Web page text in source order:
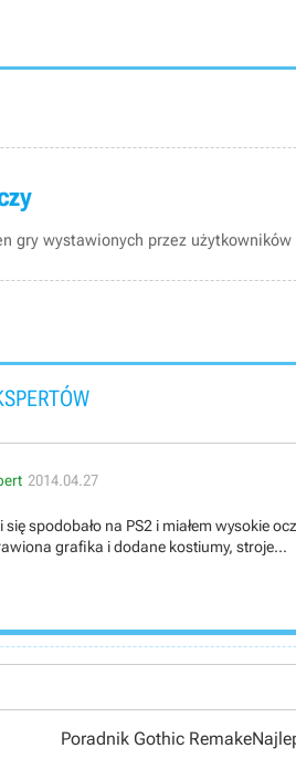
gry wystawionych przez użytkowników
2014.04.27
spodobało na PS2 i miałem wysokie
grafika i dodane kostiumy, stroje...
Poradnik Gothic Remake